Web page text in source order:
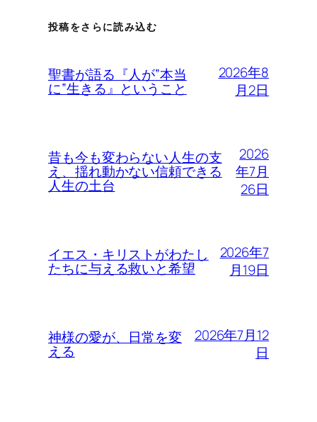
投稿をさらに読み込む
聖書が語る『人が”本当
に”生きる』ということ
2026年8
月2日
昔も今も変わらない人生の支
え、揺れ動かない信頼できる
人生の土台
2026
年7月
26日
イエス・キリストがわたし
たちに与える救いと希望
2026年7
月19日
神様の愛が、日常を変
える
2026年7月12
日